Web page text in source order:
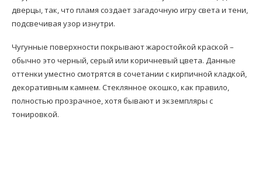
дверцы, так, что пламя создает загадочную игру света и тени,
подсвечивая узор изнутри.
Чугунные поверхности покрывают жаростойкой краской –
обычно это черный, серый или коричневый цвета. Данные
оттенки уместно смотрятся в сочетании с кирпичной кладкой,
декоративным камнем. Стеклянное окошко, как правило,
полностью прозрачное, хотя бывают и экземпляры с
тонировкой.